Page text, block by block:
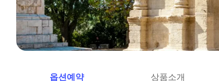
옵션예약 상품소개